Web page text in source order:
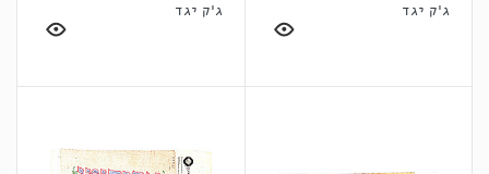
ג'ק יגד
ג'ק יגד